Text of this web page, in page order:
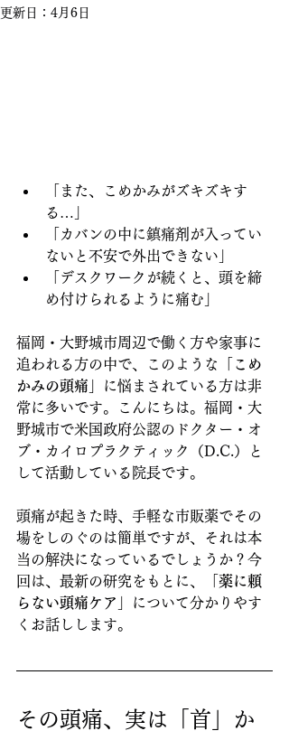
更新日： 4月6日
「また、こめかみがズキズキす
る…」
「カバンの中に鎮痛剤が入ってい
ないと不安で外出できない」
「デスクワークが続くと、頭を締
め付けられるように痛む」
福岡・大野城市周辺で働く方や家事に
追われる方の中で、このような
「こめ
かみの頭痛」
に悩まされている方は非
常に多いです。こんにちは。福岡・大
野城市で米国政府公認のドクター・オ
ブ・カイロプラクティック（D.C.）と
して活動している院長です。
頭痛が起きた時、手軽な市販薬でその
場をしのぐのは簡単ですが、それは本
当の解決になっているでしょうか？今
回は、最新の研究をもとに、
「薬に頼
らない頭痛ケア」
について分かりやす
くお話しします。
その頭痛、実は「首」か